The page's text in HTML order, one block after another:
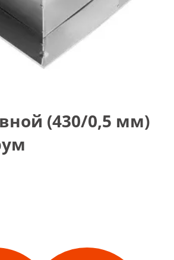
(430/0,5 мм)